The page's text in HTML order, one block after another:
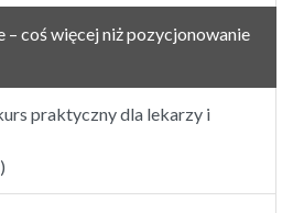
– coś więcej niż pozycjonowanie
praktyczny dla lekarzy i